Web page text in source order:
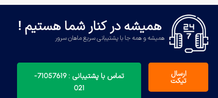
همیشه در کنار شما هستیم !
همیشه و همه جا با پشتیبانی سریع ماهان سرور
ارسال
تیکت
تماس با پشتیبانی : 71057619-
021